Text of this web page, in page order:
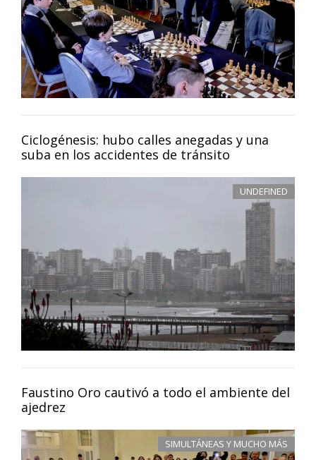
Ciclogénesis: hubo calles anegadas y una
suba en los accidentes de tránsito
UNDEFINED
Faustino Oro cautivó a todo el ambiente del
ajedrez
SIMULTÁNEAS Y MUCHO MÁS